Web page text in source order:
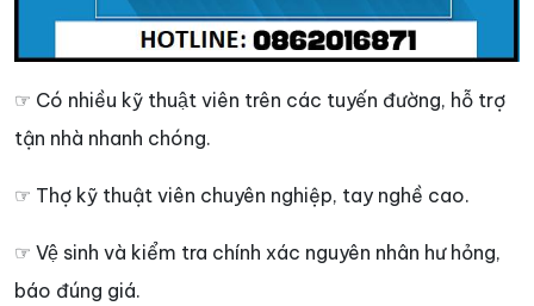
☞ Có nhiều kỹ thuật viên trên các tuyến đường, hỗ trợ
tận nhà nhanh chóng.
☞ Thợ kỹ thuật viên chuyên nghiệp, tay nghề cao.
☞ Vệ sinh và kiểm tra chính xác nguyên nhân hư hỏng,
báo đúng giá.